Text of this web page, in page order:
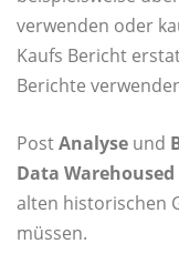
verwenden oder
Kaufs Bericht
Berichte
PostAnalyse und
Data Warehoused
alten historischen
müssen.